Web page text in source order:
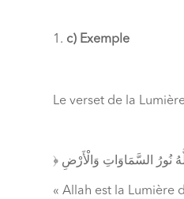
c) Exemple
Le verset de la
« Allah est la Lumière